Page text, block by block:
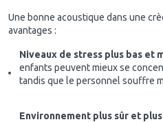
Une bonne acoustique dans une
avantages :
Niveaux de stress plus bas et
enfants peuvent mieux se
tandis que le personnel souffre
Environnement plus sûr et